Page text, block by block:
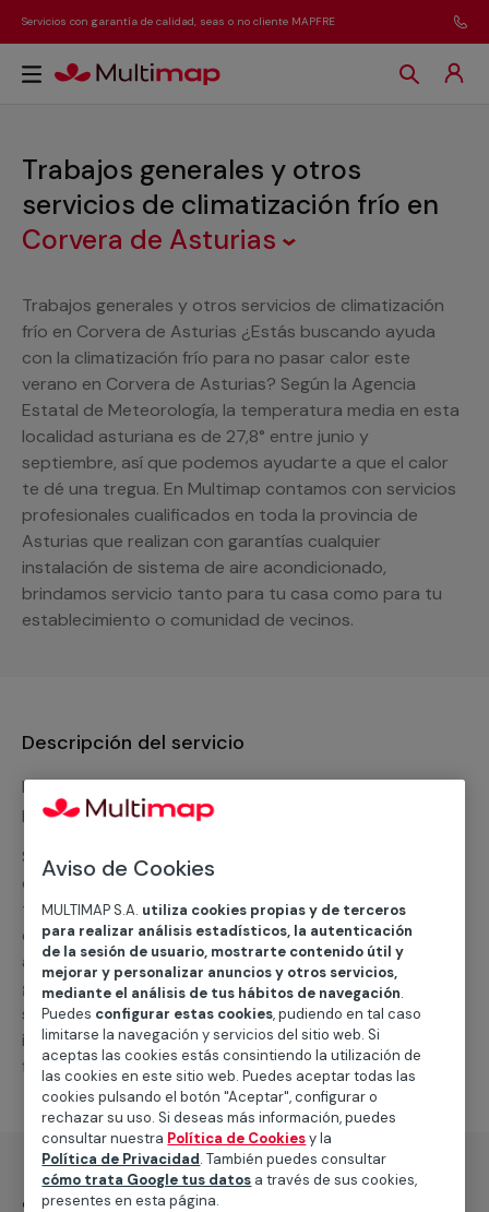
Servicios con garantía de calidad, seas o no cliente MAPFRE
Trabajos generales y otros
servicios de climatización frío en
Corvera de Asturias
Trabajos generales y otros servicios de climatización
frío en Corvera de Asturias ¿Estás buscando ayuda
con la climatización frío para no pasar calor este
verano en Corvera de Asturias? Según la Agencia
Estatal de Meteorología, la temperatura media en esta
localidad asturiana es de 27,8° entre junio y
septiembre, así que podemos ayudarte a que el calor
te dé una tregua. En Multimap contamos con servicios
profesionales cualificados en toda la provincia de
Asturias que realizan con garantías cualquier
instalación de sistema de aire acondicionado,
brindamos servicio tanto para tu casa como para tu
establecimiento o comunidad de vecinos.
Descripción del servicio
Nuestro equipo de expertos ofrece un servicio con
precios competitivos en
Solicita tu presupuesto y te ofreceremos una solución
diseñada a tu medida y sin ningún compromiso. Un
técnico de MULTIMAP contactará inmediatamente
contigo para informarte sobre las diferentes
alternativas que podemos ofrecerte para elservicio
general de climatización frio, como por ejemplo el
suministro de los materiales necesarios, las
intervenciones a realizar, o la mano de obra que hará
falta para completar tu proyecto.
¿Qué incluye?
Aviso de Cookies
MULTIMAP S.A. utiliza cookies propias y de terceros
para realizar análisis estadísticos, la autenticación
de la sesión de usuario, mostrarte contenido útil y
mejorar y personalizar anuncios y otros servicios,
mediante el análisis de tus hábitos de navegación.
Puedes configurar estas cookies, pudiendo en tal caso
limitarse la navegación y servicios del sitio web. Si
aceptas las cookies estás consintiendo la utilización de
las cookies en este sitio web. Puedes aceptar todas las
cookies pulsando el botón "Aceptar", configurar o
rechazar su uso. Si deseas más información, puedes
consultar nuestra Política de Cookiesy la
Política de Privacidad. También puedes consultar
cómo trata Google tus datos a través de sus cookies,
presentes en esta página.